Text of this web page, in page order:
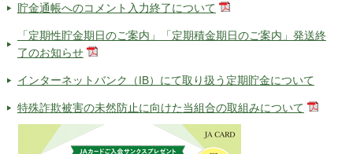
貯金通帳へのコメント入力終了について
「定期性貯金期日のご案内」「定期積金期日のご案内」発送終
了のお知らせ
インターネットバンク（IB）にて取り扱う定期貯金について
特殊詐欺被害の未然防止に向けた当組合の取組みについて